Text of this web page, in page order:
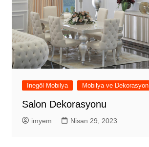
İnegöl Mobilya Mobilya ve Dekorasyon
Salon Dekorasyonu
imyem Nisan 29, 2023